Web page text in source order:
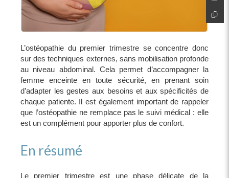
L’ostéopathie du premier trimestre se concentre donc
sur des techniques externes, sans mobilisation profonde
au niveau abdominal. Cela permet d’accompagner la
femme enceinte en toute sécurité, en prenant soin
d’adapter les gestes aux besoins et aux spécificités de
chaque patiente. Il est également important de rappeler
que l’ostéopathie ne remplace pas le suivi médical : elle
est un complément pour apporter plus de confort.
En résumé
Le premier trimestre est une phase délicate de la